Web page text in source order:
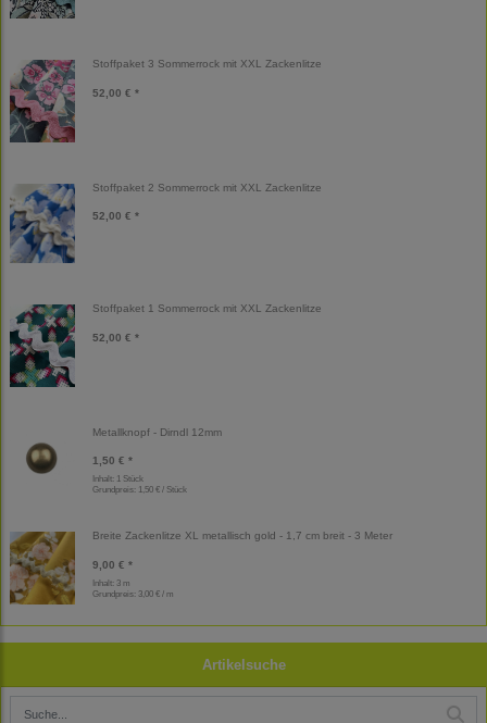
Stoffpaket 3 Sommerrock mit XXL Zackenlitze
52,00 € *
Stoffpaket 2 Sommerrock mit XXL Zackenlitze
52,00 € *
Stoffpaket 1 Sommerrock mit XXL Zackenlitze
52,00 € *
Metallknopf - Dirndl 12mm
1,50 € *
Inhalt: 1 Stück
Grundpreis: 1,50 € / Stück
Breite Zackenlitze XL metallisch gold - 1,7 cm breit - 3 Meter
9,00 € *
Inhalt: 3 m
Grundpreis: 3,00 € / m
Artikelsuche